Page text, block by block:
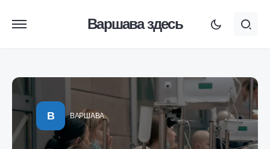
Варшава здесь
В ВАРШАВА